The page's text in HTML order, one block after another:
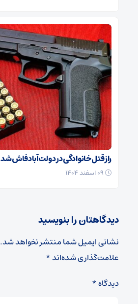
راز قتل خانوادگی در دولت‌آباد فاش شد
دیدگاهتان را بنویسید
نشانی ایمیل شما منتشر نخواهد شد.
علامت‌گذاری شده‌اند*
دیدگاه*